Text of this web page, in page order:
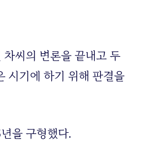
씨의 변론을 끝내고 두
시기에 하기 위해 판결을
을 구형했다.